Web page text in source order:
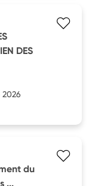
DES
du
...